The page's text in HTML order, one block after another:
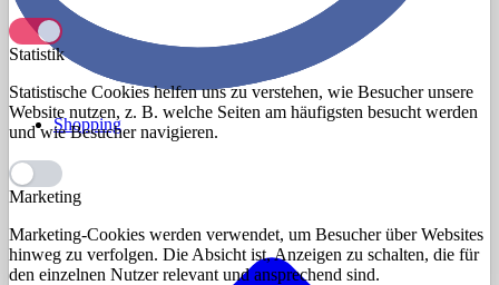
Shopping
Statistik
Statistische Cookies helfen uns zu verstehen, wie Besucher unsere
Website nutzen, z. B. welche Seiten am häufigsten besucht werden
und wie Besucher navigieren.
Marketing
Marketing-Cookies werden verwendet, um Besucher über Websites
hinweg zu verfolgen. Die Absicht ist, Anzeigen zu schalten, die für
den einzelnen Nutzer relevant und ansprechend sind.